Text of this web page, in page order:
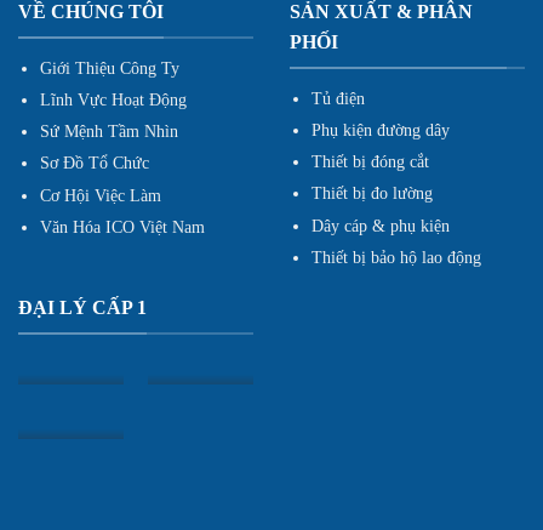
VỀ CHÚNG TÔI
Giới Thiệu Công Ty
Lĩnh Vực Hoạt Động
Sứ Mệnh Tầm Nhìn
Sơ Đồ Tổ Chức
Cơ Hội Việc Làm
Văn Hóa ICO Việt Nam
SẢN XUẤT & PHÂN
PHỐI
Tủ điện
Phụ kiện đường dây
Thiết bị đóng cắt
Thiết bị đo lường
Dây cáp & phụ kiện
Thiết bị bảo hộ lao động
ĐẠI LÝ CẤP 1